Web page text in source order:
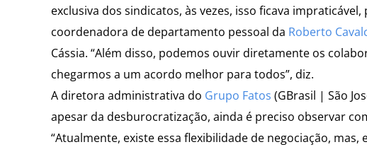
exclusiva dos sindicatos, às vezes, isso ficava
coordenadora de departamento pessoal da Roberto
Cássia. “Além disso, podemos ouvir diretamente os
chegarmos a um acordo melhor para todos”, diz.
A diretora administrativa do Grupo Fatos (GBrasil | São
apesar da desburocratização, ainda é preciso observar
“Atualmente, existe essa flexibilidade de negociação,